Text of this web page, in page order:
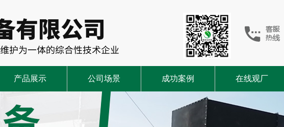
产品展示 公司场景 成功案例 在线观厂